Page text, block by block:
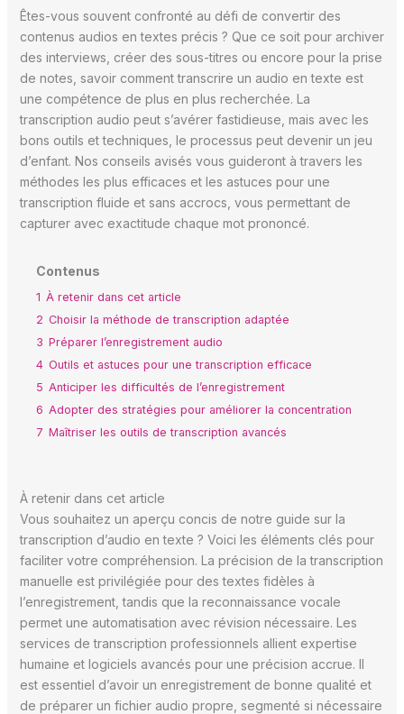
Êtes-vous souvent confronté au défi de convertir des
contenus audios en textes précis ? Que ce soit pour archiver
des interviews, créer des sous-titres ou encore pour la prise
de notes, savoir comment transcrire un audio en texte est
une compétence de plus en plus recherchée. La
transcription audio peut s’avérer fastidieuse, mais avec les
bons outils et techniques, le processus peut devenir un jeu
d’enfant. Nos conseils avisés vous guideront à travers les
méthodes les plus efficaces et les astuces pour une
transcription fluide et sans accrocs, vous permettant de
capturer avec exactitude chaque mot prononcé.
Contenus
1 À retenir dans cet article
2 Choisir la méthode de transcription adaptée
3 Préparer l’enregistrement audio
4 Outils et astuces pour une transcription efficace
5 Anticiper les difficultés de l’enregistrement
6 Adopter des stratégies pour améliorer la concentration
7 Maîtriser les outils de transcription avancés
À retenir dans cet article
Vous souhaitez un aperçu concis de notre guide sur la
transcription d’audio en texte ? Voici les éléments clés pour
faciliter votre compréhension. La précision de la transcription
manuelle est privilégiée pour des textes fidèles à
l’enregistrement, tandis que la reconnaissance vocale
permet une automatisation avec révision nécessaire. Les
services de transcription professionnels allient expertise
humaine et logiciels avancés pour une précision accrue. Il
est essentiel d’avoir un enregistrement de bonne qualité et
de préparer un fichier audio propre, segmenté si nécessaire